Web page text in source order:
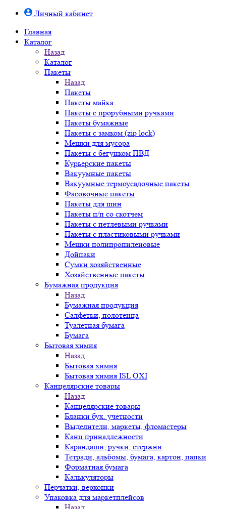
Личный кабинет
Главная
Каталог
Назад
Каталог
Пакеты
Назад
Пакеты
Пакеты майка
Пакеты с прорубными ручками
Пакеты бумажные
Пакеты с замком (zip lock)
Мешки для мусора
Пакеты с бегунком ПВД
Курьерские пакеты
Вакуумные пакеты
Вакуумные термоусадочные пакеты
Фасовочные пакеты
Пакеты для шин
Пакеты п/п со скотчем
Пакеты с петлевыми ручками
Пакеты с пластиковыми ручками
Мешки полипропиленовые
Дойпаки
Сумки хозяйственные
Хозяйственные пакеты
Бумажная продукция
Назад
Бумажная продукция
Салфетки, полотенца
Туалетная бумага
Бумага
Бытовая химия
Назад
Бытовая химия
Бытовая химия ISL OXI
Канцелярские товары
Назад
Канцелярские товары
Бланки бух. учетности
Выделители, маркеты, фломастеры
Канц.принадлежности
Карандаши, ручки, стержни
Тетради, альбомы, бумага, картон, папки
Форматная бумага
Калькуляторы
Перчатки, верхонки
Упаковка для маркетплейсов